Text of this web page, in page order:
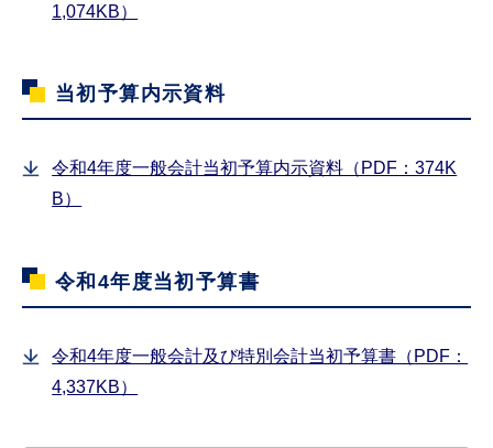
1,074KB）
当初予算内示資料
令和4年度一般会計当初予算内示資料（PDF：374K
B）
令和4年度当初予算書
令和4年度一般会計及び特別会計当初予算書（PDF：
4,337KB）